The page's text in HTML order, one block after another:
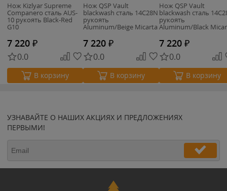
Нож Kizlyar Supreme
Companero сталь AUS-
10 рукоять Black-Red
G10
7 220 ₽
0.0
В корзину
Нож QSP Vault
blackwash сталь 14C28N
рукоять
Aluminum/Beige Micarta
7 220 ₽
0.0
В корзину
Нож QSP Vault
blackwash сталь
рукоять
Aluminum/Black
7 220 ₽
0.0
В корзину
УЗНАВАЙТЕ О НАШИХ АКЦИЯХ И ПРЕДЛОЖЕНИЯХ
ПЕРВЫМИ!